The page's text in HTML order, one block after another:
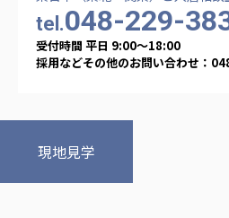
瀋陽長者会
上海介護施設
広州谷豊園
tel.048-229-
受付時間 平日 9:00〜18:00
採用などその他のお問い合わせ：
現地見学